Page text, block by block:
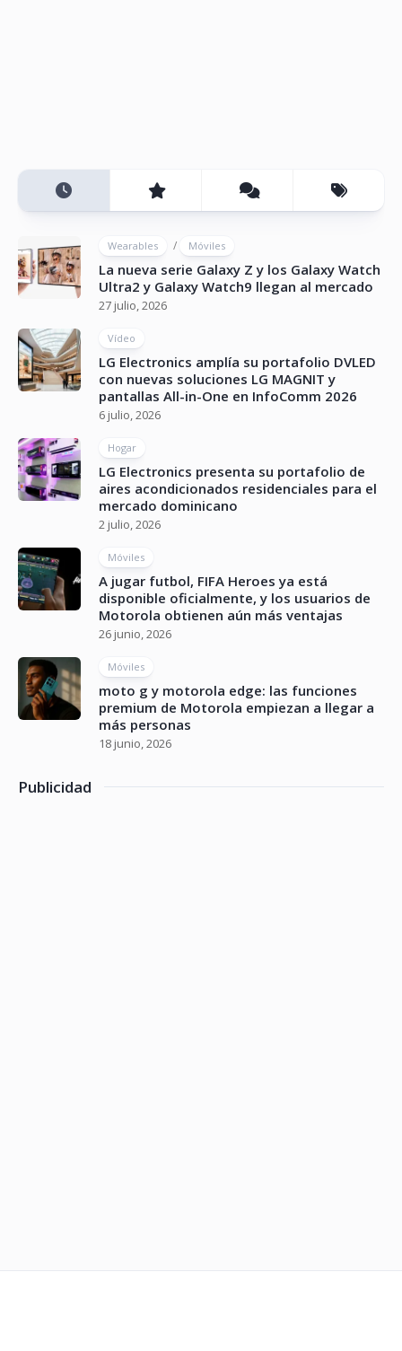
Wearables / Móviles
La nueva serie Galaxy Z y los Galaxy Watch
Ultra2 y Galaxy Watch9 llegan al mercado
27 julio, 2026
Vídeo
LG Electronics amplía su portafolio DVLED
con nuevas soluciones LG MAGNIT y
pantallas All-in-One en InfoComm 2026
6 julio, 2026
Hogar
LG Electronics presenta su portafolio de
aires acondicionados residenciales para el
mercado dominicano
2 julio, 2026
Móviles
A jugar futbol, FIFA Heroes ya está
disponible oficialmente, y los usuarios de
Motorola obtienen aún más ventajas
26 junio, 2026
Móviles
moto g y motorola edge: las funciones
premium de Motorola empiezan a llegar a
más personas
18 junio, 2026
Publicidad